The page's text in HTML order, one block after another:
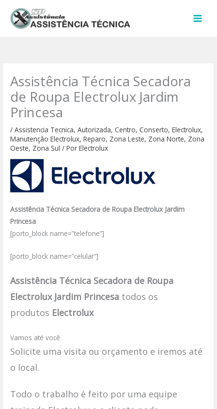
para
Assistência Técnica Secadora
de Roupa Electrolux Jardim
Princesa
/Assistencia Tecnica,Autorizada,Centro,Conserto,Electrolux,
Manutenção Electrolux,Reparo, Zona Leste, Zona Norte, Zona
Oeste, Zona Sul / PorElectrolux
Assistência Técnica Secadora de Roupa Electrolux Jardim
Princesa
[porto_block name=”telefone”]
[porto_block name=”celular”]
Assistência Técnica Secadora de Roupa
Electrolux Jardim Princesa todos os
produtos Electrolux
Vamos até você
Solicite uma visita ou orçamento e iremos até
o local.
Todo o trabalho é feito por uma equipe